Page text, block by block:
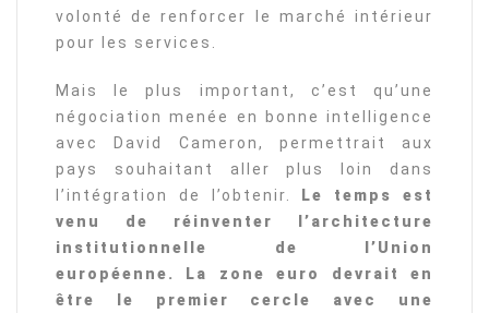
volonté de renforcer le marché intérieur
pour les services.
Mais le plus important, c’est qu’une
négociation menée en bonne intelligence
avec David Cameron, permettrait aux
pays souhaitant aller plus loin dans
l’intégration de l’obtenir.
Le temps est
venu de réinventer l’architecture
institutionnelle de l’Union
européenne. La zone euro devrait en
être le premier cercle avec une